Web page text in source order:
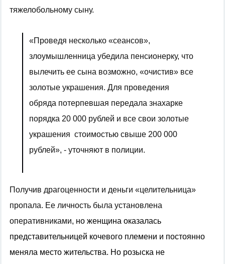
тяжелобольному сыну.
«Проведя несколько «сеансов»,
злоумышленница убедила пенсионерку, что
вылечить ее сына возможно, «очистив» все
золотые украшения. Для проведения
обряда потерпевшая передала знахарке
порядка 20 000 рублей и все свои золотые
украшения стоимостью свыше 200 000
рублей», - уточняют в полиции.
Получив драгоценности и деньги «целительница»
пропала. Ее личность была установлена
оперативниками, но женщина оказалась
представительницей кочевого племени и постоянно
меняла место жительства. Но розыска не